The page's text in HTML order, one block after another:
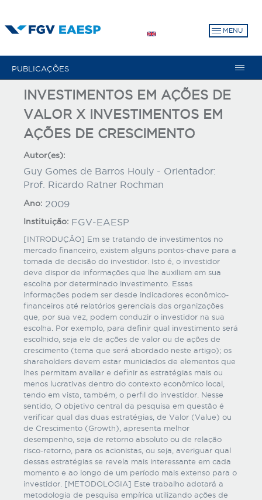
para
MENU
PUBLICAÇÕES
INVESTIMENTOS EM AÇÕES DE
VALOR X INVESTIMENTOS EM
AÇÕES DE CRESCIMENTO
Autor(es):
Guy Gomes de Barros Houly - Orientador:
Prof. Ricardo Ratner Rochman
Ano: 2009
Instituição: FGV-EAESP
[INTRODUÇÃO] Em se tratando de investimentos no
mercado financeiro, existem alguns pontos-chave para a
tomada de decisão do investidor. Isto é, o investidor
deve dispor de informações que lhe auxiliem em sua
escolha por determinado investimento. Essas
informações podem ser desde indicadores econômico-
financeiros até relatórios gerenciais das organizações
que, por sua vez, podem conduzir o investidor na sua
escolha. Por exemplo, para definir qual investimento será
escolhido, seja ele de ações de valor ou de ações de
crescimento (tema que será abordado neste artigo); os
shareholders devem estar municiados de elementos que
lhes permitam avaliar e definir as estratégias mais ou
menos lucrativas dentro do contexto econômico local,
tendo em vista, também, o perfil do investidor. Nesse
sentido, O objetivo central da pesquisa em questão é
verificar qual das duas estratégias, de Valor (Value) ou
de Crescimento (Growth), apresenta melhor
desempenho, seja de retorno absoluto ou de relação
risco-retorno, para os acionistas, ou seja, averiguar qual
dessas estratégias se revela mais interessante em cada
momento e ao longo de um período mais extenso para o
investidor. [METODOLOGIA] Este trabalho adotará a
metodologia de pesquisa empírica utilizando ações de